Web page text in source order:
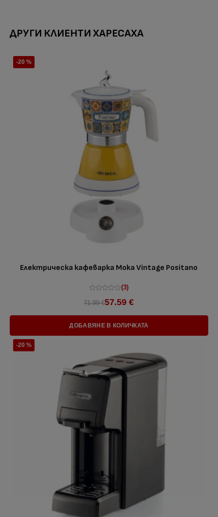
ДРУГИ КЛИЕНТИ ХАРЕСАХА
-20 %
Електрическа кафеварка Moka Vintage Positano
(3)
71.99 €57.59 €
ДОБАВЯНЕ В КОЛИЧКАТА
-20 %